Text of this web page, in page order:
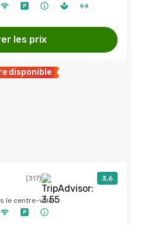
les prix
disponible
(317) 3,6
le centre-ville